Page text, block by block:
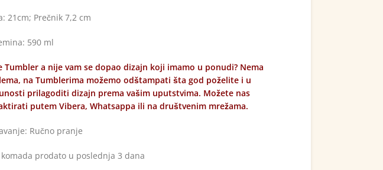
21cm; Prečnik 7,2 cm
590 ml
Tumbler a nije vam se dopao dizajn koji imamo u ponudi? Nema
na Tumblerima možemo odštampati šta god poželite i u
prilagoditi dizajn prema vašim uputstvima. Možete nas
putem Vibera, Whatsappa ili na društvenim mrežama.
Ručno pranje
komada prodato u poslednja 3 dana